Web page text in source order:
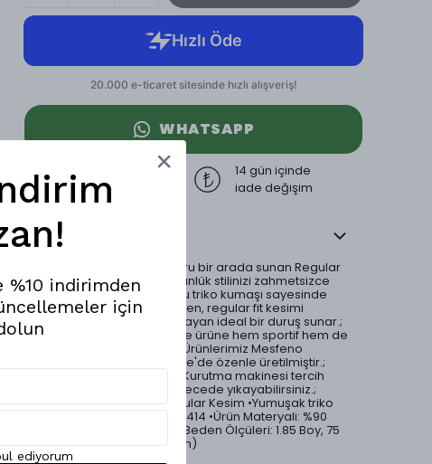
WHATSAPP
3000 TL üzeri
ücretsiz kargo
14 gün içinde
iade değişim
Ürün Açıklaması
Zamansız şıklığı ve konforu bir arada sunan Regular
Polo Yaka Triko T-Shirt, günlük stilinizi zahmetsizce
yükseltir.; Yumuşak dokulu triko kumaşı sayesinde
gün boyu rahatlık sağlarken, regular fit kesimi
vücuda oturan ama sıkmayan ideal bir duruş sunar.;
Klasik polo yaka detayı ise ürüne hem sportif hem de
sofistike bir hava katar.; •Ürünlerimiz Mesfeno
markası tarafından Türkiye'de özenle üretilmiştir.;
•Ürün yıkama talimatları: Kurutma makinesi tercih
edilmemelidir.; 30 °C derecede yıkayabilirsiniz.;
•Özel desen detaylı •Regular Kesim •Yumuşak triko
kumaş •Ürün Kodu: msfn-414 •Ürün Materyali: %90
Viscose %10 Elit •Modelin Beden Ölçüleri: 1.85 Boy, 75
Kilo (Görsel ürün: M Beden)
%10 indirimden
için
ediyorum